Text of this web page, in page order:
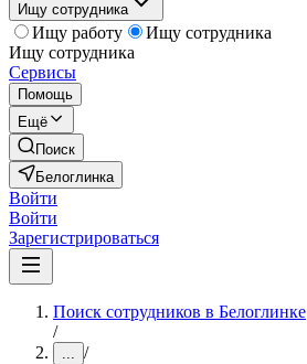
Ищу сотрудника
Ищу работу
Ищу сотрудника
Ищу сотрудника
Сервисы
Помощь
Ещё
Поиск
Белоглинка
Войти
Войти
Зарегистрироваться
Поиск сотрудников в Белоглинке
/
... /